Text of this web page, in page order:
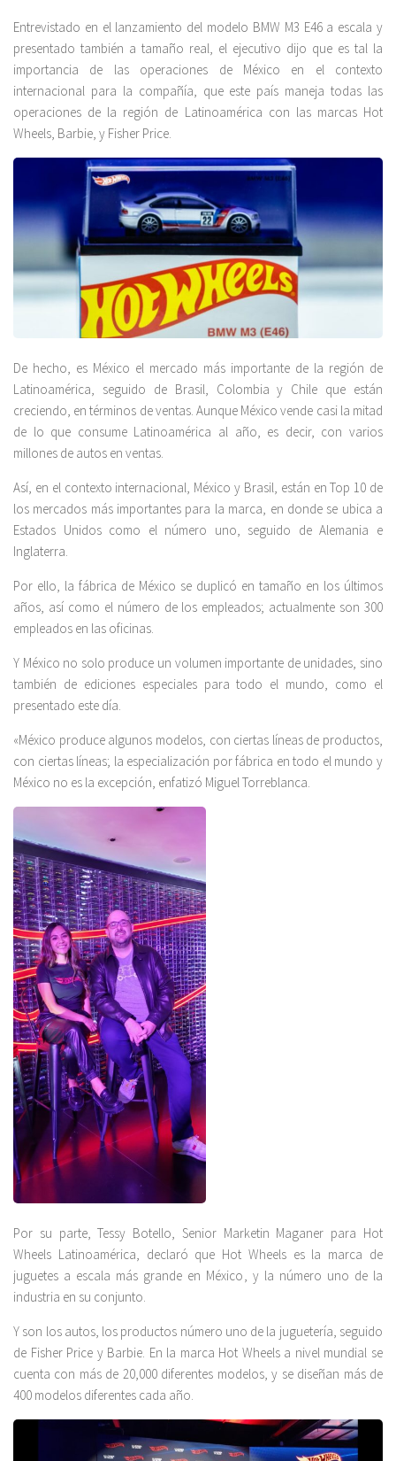
Entrevistado en el lanzamiento del modelo BMW M3 E46 a escala y
presentado también a tamaño real, el ejecutivo dijo que es tal la
importancia de las operaciones de México en el contexto
internacional para la compañía, que este país maneja todas las
operaciones de la región de Latinoamérica con las marcas Hot
Wheels, Barbie, y Fisher Price.
De hecho, es México el mercado más importante de la región de
Latinoamérica, seguido de Brasil, Colombia y Chile que están
creciendo, en términos de ventas. Aunque México vende casi la mitad
de lo que consume Latinoamérica al año, es decir, con varios
millones de autos en ventas.
Así, en el contexto internacional, México y Brasil, están en Top 10 de
los mercados más importantes para la marca, en donde se ubica a
Estados Unidos como el número uno, seguido de Alemania e
Inglaterra.
Por ello, la fábrica de México se duplicó en tamaño en los últimos
años, así como el número de los empleados; actualmente son 300
empleados en las oficinas.
Y México no solo produce un volumen importante de unidades, sino
también de ediciones especiales para todo el mundo, como el
presentado este día.
«México produce algunos modelos, con ciertas líneas de productos,
con ciertas líneas; la especialización por fábrica en todo el mundo y
México no es la excepción, enfatizó Miguel Torreblanca.
Por su parte, Tessy Botello, Senior Marketin Maganer para Hot
Wheels Latinoamérica, declaró que Hot Wheels es la marca de
juguetes a escala más grande en México, y la número uno de la
industria en su conjunto.
Y son los autos, los productos número uno de la juguetería, seguido
de Fisher Price y Barbie. En la marca Hot Wheels a nivel mundial se
cuenta con más de 20,000 diferentes modelos, y se diseñan más de
400 modelos diferentes cada año.